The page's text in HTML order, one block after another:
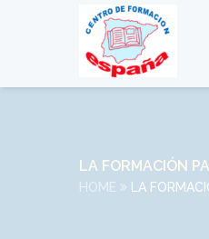
LA FORMACIÓN
HOME LA